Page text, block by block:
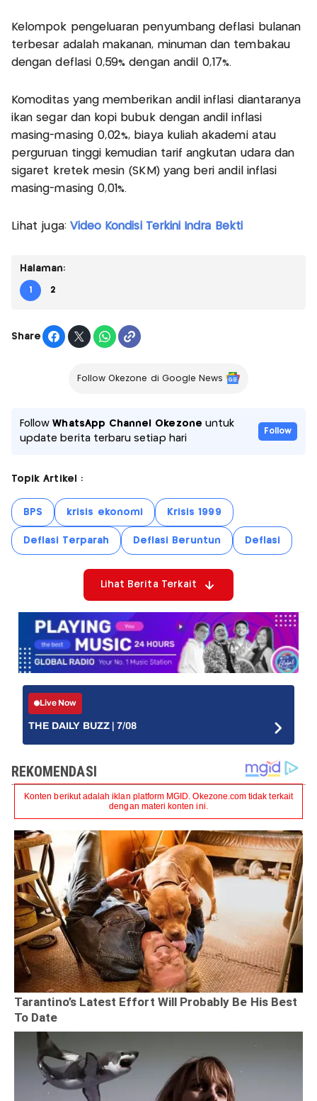
Kelompok pengeluaran penyumbang deflasi bulanan
terbesar adalah makanan, minuman dan tembakau
dengan deflasi 0,59% dengan andil 0,17%.
Komoditas yang memberikan andil inflasi diantaranya
ikan segar dan kopi bubuk dengan andil inflasi
masing-masing 0,02%, biaya kuliah akademi atau
perguruan tinggi kemudian tarif angkutan udara dan
sigaret kretek mesin (SKM) yang beri andil inflasi
masing-masing 0,01%.
Lihat juga: Video Kondisi Terkini Indra Bekti
Halaman:
1 2
Share
Follow Okezone di Google News
FollowWhatsApp Channel Okezone untuk
update berita terbaru setiap hari
Follow
Topik Artikel :
BPS krisis ekonomi Krisis 1999
Deflasi Terparah Deflasi Beruntun Deflasi
Lihat Berita Terkait
Live Now
THE DAILY BUZZ | 7/08